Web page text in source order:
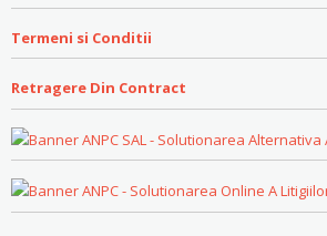
Termeni si Conditii
Retragere Din Contract